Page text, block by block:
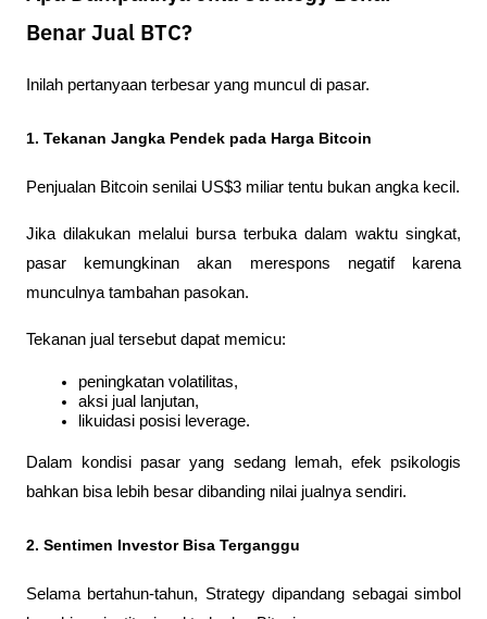
Benar Jual BTC?
Inilah pertanyaan terbesar yang muncul di pasar.
1. Tekanan Jangka Pendek pada Harga Bitcoin
Penjualan Bitcoin senilai US$3 miliar tentu bukan angka kecil.
Jika dilakukan melalui bursa terbuka dalam waktu singkat,
pasar kemungkinan akan merespons negatif karena
munculnya tambahan pasokan.
Tekanan jual tersebut dapat memicu:
peningkatan volatilitas,
aksi jual lanjutan,
likuidasi posisi leverage.
Dalam kondisi pasar yang sedang lemah, efek psikologis
bahkan bisa lebih besar dibanding nilai jualnya sendiri.
2. Sentimen Investor Bisa Terganggu
Selama bertahun-tahun, Strategy dipandang sebagai simbol